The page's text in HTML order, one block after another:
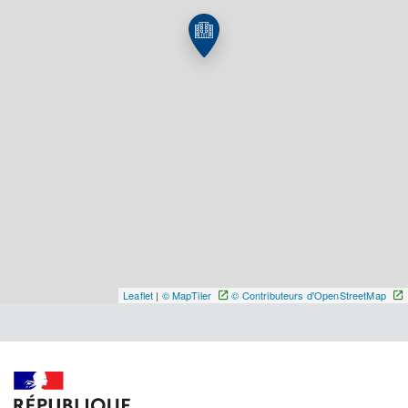
Leaflet | © MapTiler © Contributeurs d'OpenStreetMap